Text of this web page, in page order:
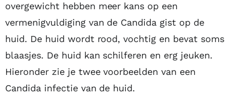
overgewicht hebben meer kans op een
vermenigvuldiging van de Candida gist op de
huid. De huid wordt rood, vochtig en bevat soms
blaasjes. De huid kan schilferen en erg jeuken.
Hieronder zie je twee voorbeelden van een
Candida infectie van de huid.